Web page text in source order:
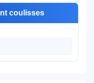
coulisses